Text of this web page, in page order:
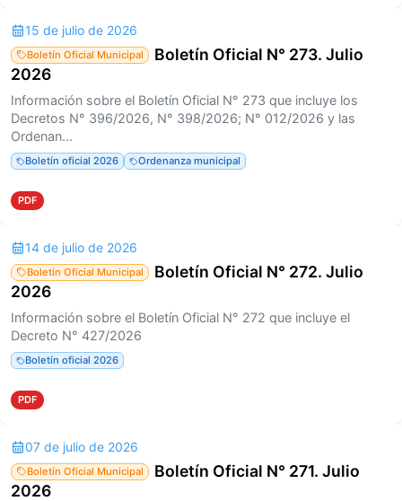
15 de julio de 2026
Boletín Oficial Municipal
Boletín Oficial N° 273. Julio
2026
Información sobre el Boletín Oficial N° 273 que incluye los
Decretos N° 396/2026, N° 398/2026; N° 012/2026 y las
Ordenan...
Boletín oficial 2026 Ordenanza municipal
PDF
14 de julio de 2026
Boletín Oficial Municipal
Boletín Oficial N° 272. Julio
2026
Información sobre el Boletín Oficial N° 272 que incluye el
Decreto N° 427/2026
Boletín oficial 2026
PDF
07 de julio de 2026
Boletín Oficial Municipal
Boletín Oficial N° 271. Julio
2026